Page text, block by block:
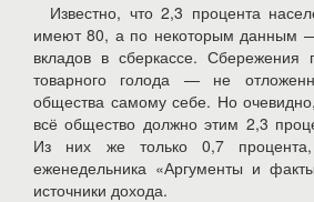
Известно, что 2,3 процента
имеют 80, а по некоторым данным
вкладов в сберкассе. Сбережения
товарного голода — не
общества самому себе. Но
всё общество должно этим 2,3
Из них же только 0,7 процента,
еженедельника «Аргументы и
источники дохода.